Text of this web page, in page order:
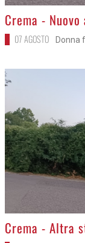
>
Crema -
07 AGOSTO Donna
>
Crema - Altra